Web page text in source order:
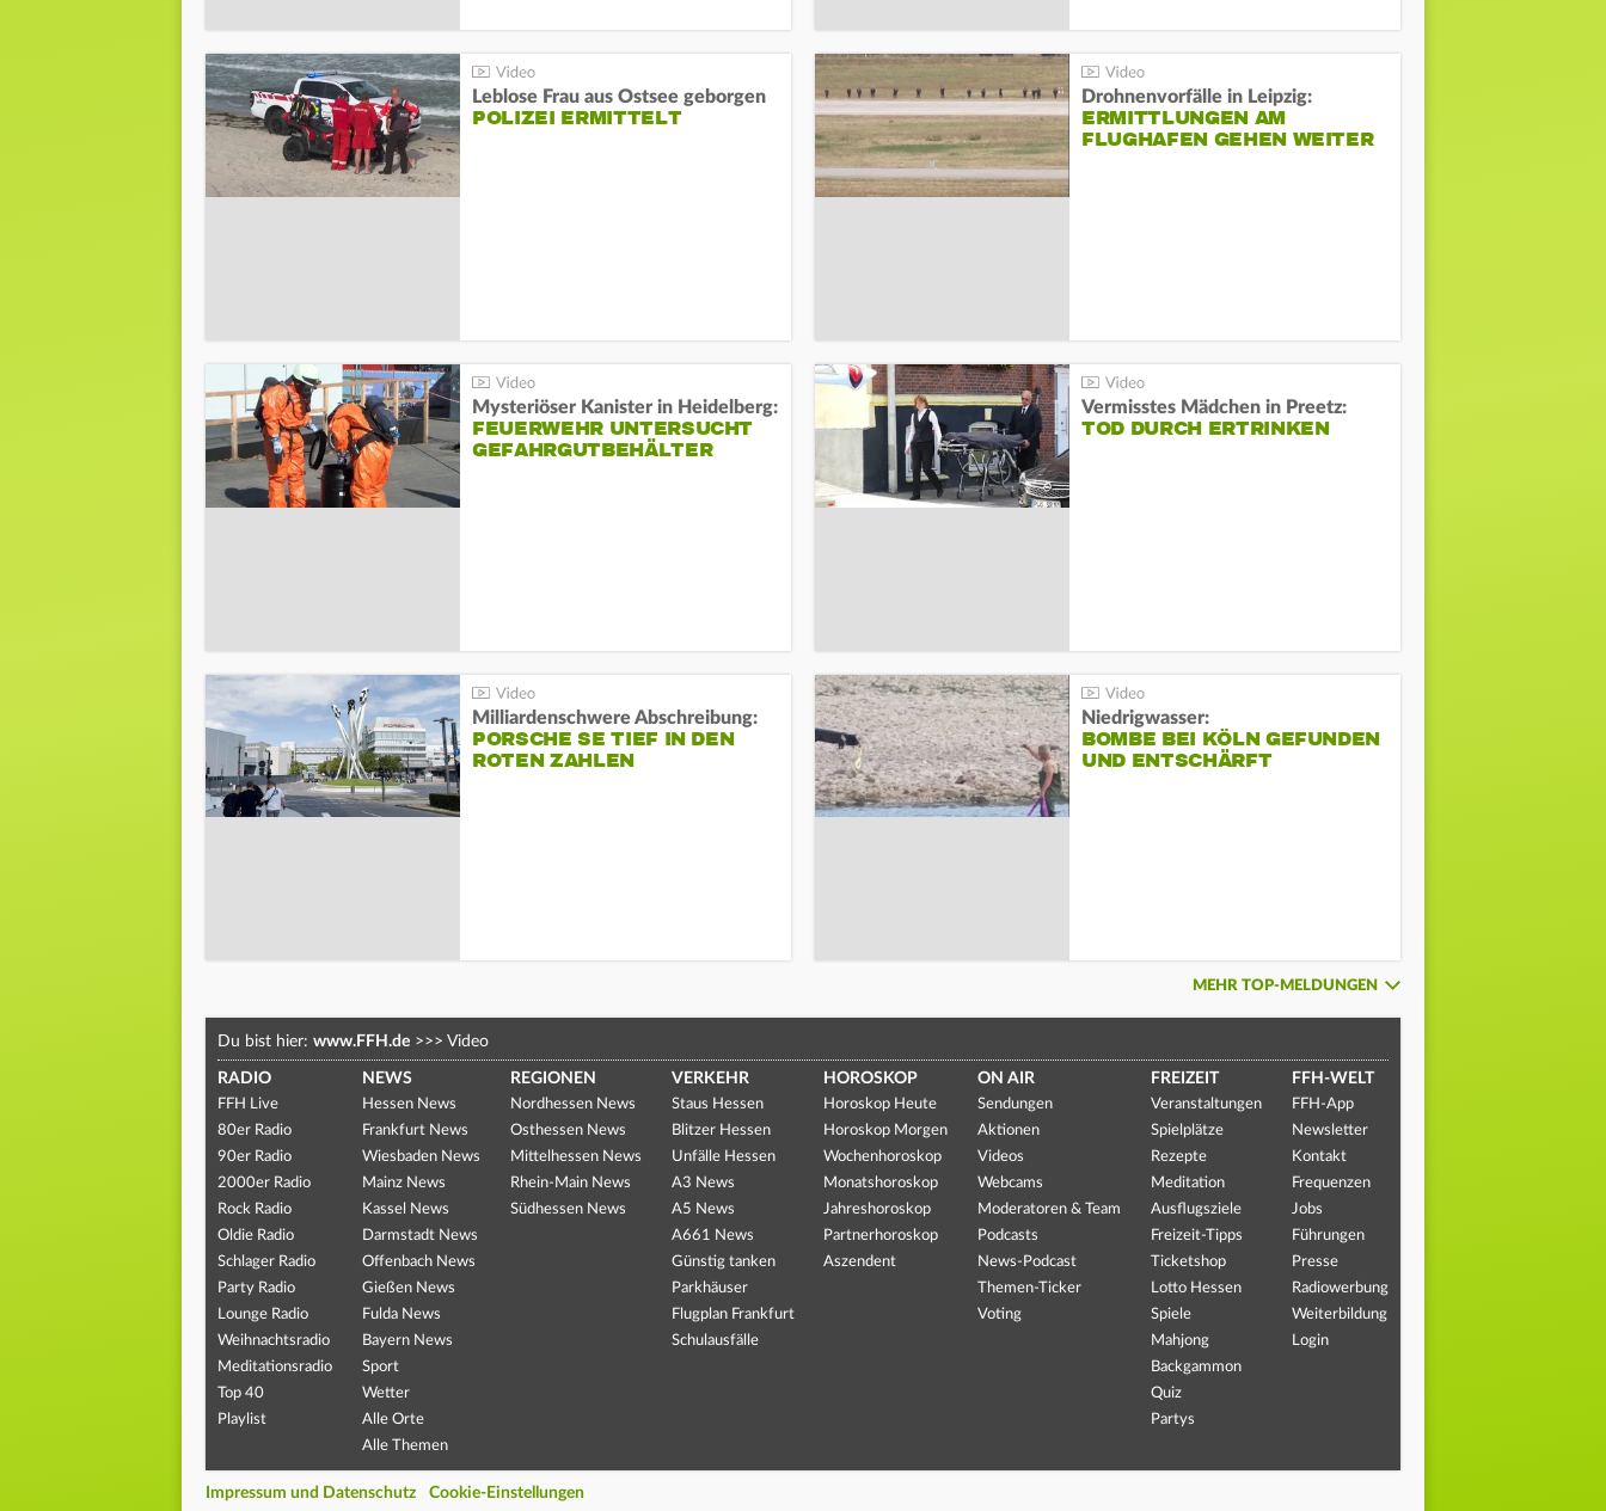
Leblose Frau aus Ostsee geborgen
POLIZEI ERMITTELT
Drohnenvorfälle in Leipzig:
ERMITTLUNGEN AM
FLUGHAFEN GEHEN WEITER
Mysteriöser Kanister in Heidelberg:
FEUERWEHR UNTERSUCHT
GEFAHRGUTBEHÄLTER
Vermisstes Mädchen in Preetz:
TOD DURCH ERTRINKEN
Milliardenschwere Abschreibung:
PORSCHE SE TIEF IN DEN
ROTEN ZAHLEN
Niedrigwasser:
BOMBE BEI KÖLN GEFUNDEN
UND ENTSCHÄRFT
MEHR TOP-MELDUNGEN
Du bist hier: www.FFH.de >>> Video
RADIO
FFH Live
80er Radio
90er Radio
2000er Radio
Rock Radio
Oldie Radio
Schlager Radio
Party Radio
Lounge Radio
Weihnachtsradio
Meditationsradio
Top 40
Playlist
NEWS
Hessen News
Frankfurt News
Wiesbaden News
Mainz News
Kassel News
Darmstadt News
Offenbach News
Gießen News
Fulda News
Bayern News
Sport
Wetter
Alle Orte
Alle Themen
REGIONEN
Nordhessen News
Osthessen News
Mittelhessen News
Rhein-Main News
Südhessen News
VERKEHR
Staus Hessen
Blitzer Hessen
Unfälle Hessen
A3 News
A5 News
A661 News
Günstig tanken
Parkhäuser
Flugplan Frankfurt
Schulausfälle
HOROSKOP
Horoskop Heute
Horoskop Morgen
Wochenhoroskop
Monatshoroskop
Jahreshoroskop
Partnerhoroskop
Aszendent
ON AIR
Sendungen
Aktionen
Videos
Webcams
Moderatoren & Team
Podcasts
News-Podcast
Themen-Ticker
Voting
FREIZEIT
Veranstaltungen
Spielplätze
Rezepte
Meditation
Ausflugsziele
Freizeit-Tipps
Ticketshop
Lotto Hessen
Spiele
Mahjong
Backgammon
Quiz
Partys
FFH-WELT
FFH-App
Newsletter
Kontakt
Frequenzen
Jobs
Führungen
Presse
Radiowerbung
Weiterbildung
Login
Impressum und Datenschutz Cookie-Einstellungen